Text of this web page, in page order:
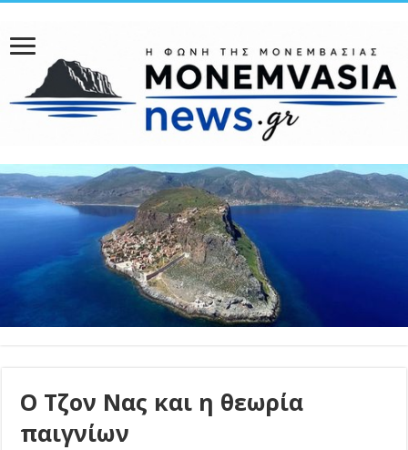
Ο Τζον Νας και η θεωρία
παιγνίων